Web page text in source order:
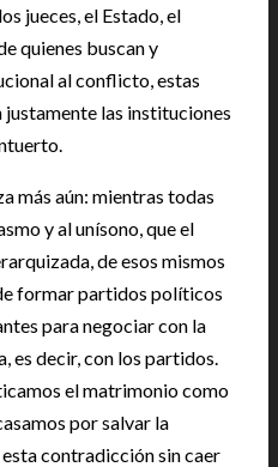
jueces, el Estado, el
quienes buscan y
al conflicto, estas
justamente las instituciones
más aún: mientras todas
y al unísono, que el
de esos mismos
formar partidos políticos
para negociar con la
es decir, con los partidos.
el matrimonio como
por salvar la
contradicción sin caer